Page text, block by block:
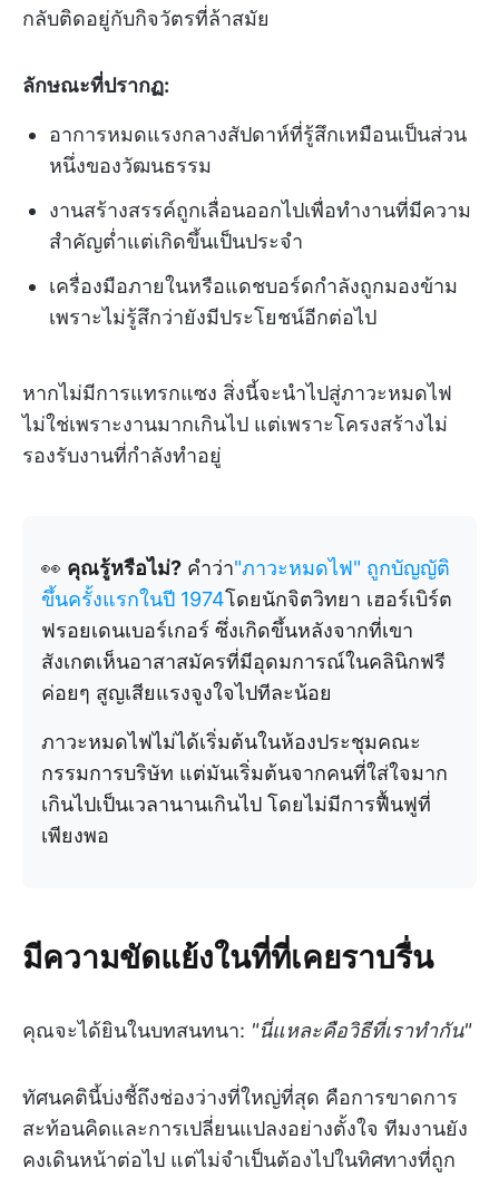
กลับติดอยู่กับกิจวัตรที่ล้าสมัย
ลักษณะที่ปรากฏ:
อาการหมดแรงกลางสัปดาห์ที่รู้สึกเหมือนเป็นส่วน
หนึ่งของวัฒนธรรม
งานสร้างสรรค์ถูกเลื่อนออกไปเพื่อทำงานที่มีความ
สำคัญต่ำแต่เกิดขึ้นเป็นประจำ
เครื่องมือภายในหรือแดชบอร์ดกำลังถูกมองข้าม
เพราะไม่รู้สึกว่ายังมีประโยชน์อีกต่อไป
หากไม่มีการแทรกแซง สิ่งนี้จะนำไปสู่ภาวะหมดไฟ
ไม่ใช่เพราะงานมากเกินไป แต่เพราะโครงสร้างไม่
รองรับงานที่กำลังทำอยู่
👀 คุณรู้หรือไม่? คำว่า"ภาวะหมดไฟ" ถูกบัญญัติ
ขึ้นครั้งแรกในปี 1974โดยนักจิตวิทยา เฮอร์เบิร์ต
ฟรอยเดนเบอร์เกอร์ ซึ่งเกิดขึ้นหลังจากที่เขา
สังเกตเห็นอาสาสมัครที่มีอุดมการณ์ในคลินิกฟรี
ค่อยๆ สูญเสียแรงจูงใจไปทีละน้อย
ภาวะหมดไฟไม่ได้เริ่มต้นในห้องประชุมคณะ
กรรมการบริษัท แต่มันเริ่มต้นจากคนที่ใส่ใจมาก
เกินไปเป็นเวลานานเกินไป โดยไม่มีการฟื้นฟูที่
เพียงพอ
มีความขัดแย้งในที่ที่เคยราบรื่น
คุณจะได้ยินในบทสนทนา: "นี่แหละคือวิธีที่เราทำกัน"
ทัศนคตินี้บ่งชี้ถึงช่องว่างที่ใหญ่ที่สุด คือการขาดการ
สะท้อนคิดและการเปลี่ยนแปลงอย่างตั้งใจ ทีมงานยัง
คงเดินหน้าต่อไป แต่ไม่จำเป็นต้องไปในทิศทางที่ถูก